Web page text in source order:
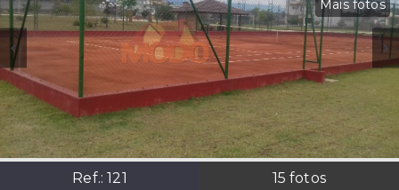
Mais fotos
Ref.:121 15 fotos